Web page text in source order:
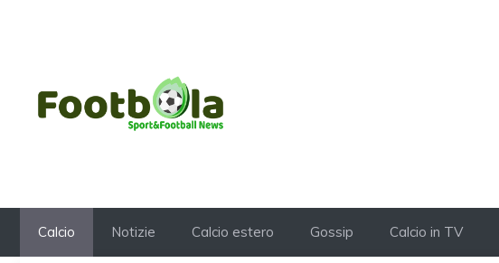
Calcio Notizie Calcio estero Gossip Calcio in TV